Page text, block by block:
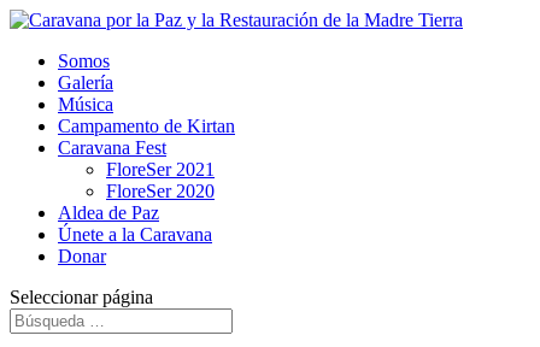
Somos
Galería
Música
Campamento de Kirtan
Caravana Fest
FloreSer 2021
FloreSer 2020
Aldea de Paz
Únete a la Caravana
Donar
Seleccionar página